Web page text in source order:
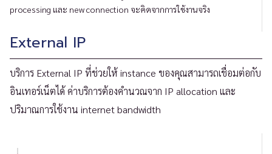
processing และ new connection จะคิดจากการใช้งานจริง
External IP
บริการ External IP ที่ช่วยให้ instance ของคุณสามารถเชื่อมต่อกับ
อินเทอร์เน็ตได้ ค่าบริการต้องคำนวณจาก IP allocation และ
ปริมาณการใช้งาน internet bandwidth